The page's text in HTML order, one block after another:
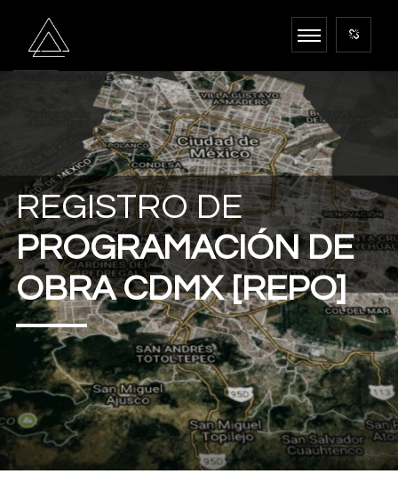
REGISTRO DE
PROGRAMACIÓN DE
OBRA CDMX [REPO]